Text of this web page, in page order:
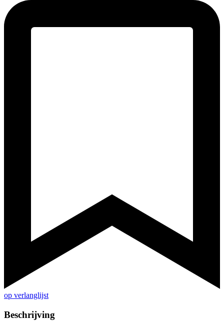
op verlanglijst
Beschrijving